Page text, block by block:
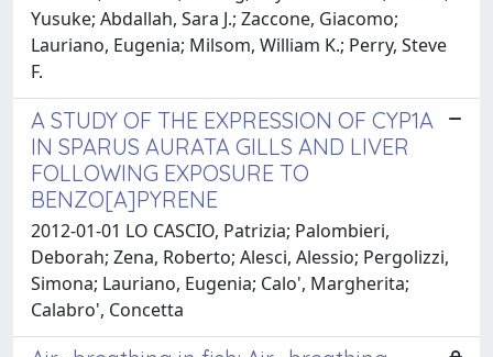
Yusuke; Abdallah, Sara J.; Zaccone, Giacomo;
Lauriano, Eugenia; Milsom, William K.; Perry, Steve
F.
A STUDY OF THE EXPRESSION OF CYP1A
IN SPARUS AURATA GILLS AND LIVER
FOLLOWING EXPOSURE TO
BENZO[A]PYRENE
2012-01-01 LO CASCIO, Patrizia; Palombieri,
Deborah; Zena, Roberto; Alesci, Alessio; Pergolizzi,
Simona; Lauriano, Eugenia; Calo', Margherita;
Calabro', Concetta